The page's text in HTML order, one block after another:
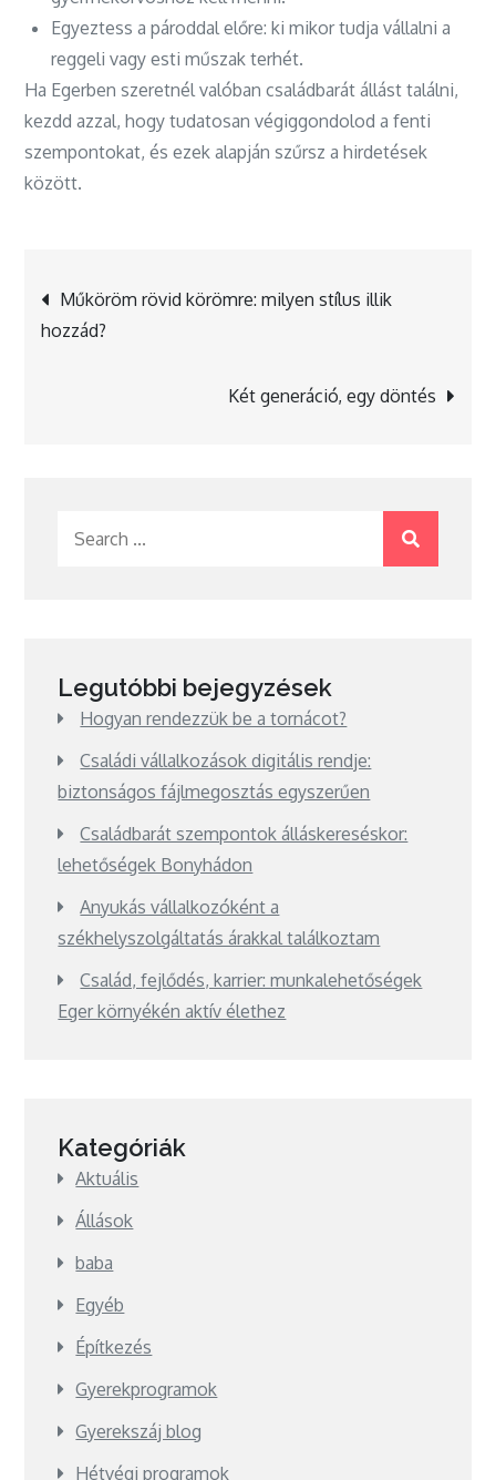
Egyeztess a pároddal előre: ki mikor tudja vállalni a
reggeli vagy esti műszak terhét.
Ha Egerben szeretnél valóban családbarát állást találni,
kezdd azzal, hogy tudatosan végiggondolod a fenti
szempontokat, és ezek alapján szűrsz a hirdetések
között.
Bejegyzés
navigáció
Műköröm rövid körömre: milyen stílus illik
hozzád?
Két generáció, egy döntés
Legutóbbi bejegyzések
Hogyan rendezzük be a tornácot?
Családi vállalkozások digitális rendje:
biztonságos fájlmegosztás egyszerűen
Családbarát szempontok álláskereséskor:
lehetőségek Bonyhádon
Anyukás vállalkozóként a
székhelyszolgáltatás árakkal találkoztam
Család, fejlődés, karrier: munkalehetőségek
Eger környékén aktív élethez
Kategóriák
Aktuális
Állások
baba
Egyéb
Építkezés
Gyerekprogramok
Gyerekszáj blog
Hétvégi programok